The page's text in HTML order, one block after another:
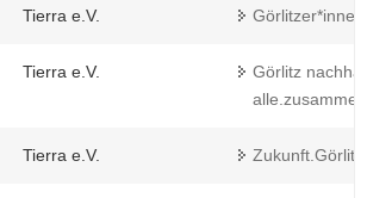
Tierra e.V.
Tierra e.V.
Görlitz
Tierra e.V.